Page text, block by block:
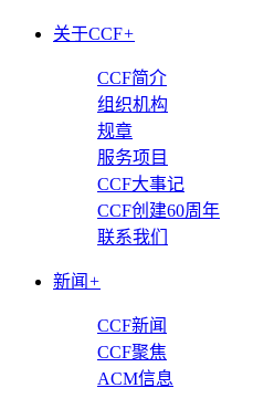
关于CCF+
CCF简介
组织机构
规章
服务项目
CCF大事记
CCF创建60周年
联系我们
新闻 +
CCF新闻
CCF聚焦
ACM信息